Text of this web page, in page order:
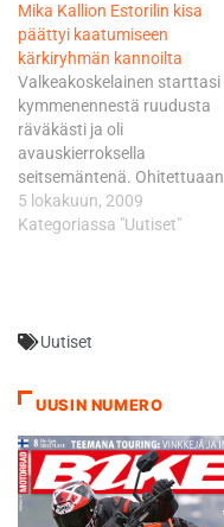
MotoGP-luokan vuoden
tulokkaana palkittu Mika
Kallio ajoi tuloksellisesti
vaihtelevan kauden. Useita
välähdyksiä tulokkaan
kilpailukykyisestä vauhdista
kyllä nähtiin, mutta tekninen
epäonni ja muutama oma
virhe pudottivat Pramac
Racing…
Mika Kallion Estorilin kisa
päättyi kaatumiseen
kärkiryhmän kannoilta
Valkeakoskelainen starttasi
kymmenennestä ruudusta
räväkästi ja oli
avauskierroksella
seitsemäntenä. Ohitettuaan
Ducatin tehdaskuski Nicky
Haydenin, alkoi Mika
pitkässä oikeassa
kierroksella, kun menetin
eturenkaan pidon. Siinä
kohdassa ei enää jarruteta,
mutta rengas vain luisti alta
ilman, että olisin tehnyt…
5 lokakuun, 2009
Kategoriassa "Uutiset"
Uutiset
UUSIN NUMERO